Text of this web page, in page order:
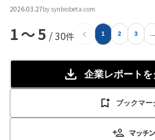
2026.03.27by synbiobeta.com
1〜5 /30件 1 2 3
企業レポート を
ブックマー
マッチ